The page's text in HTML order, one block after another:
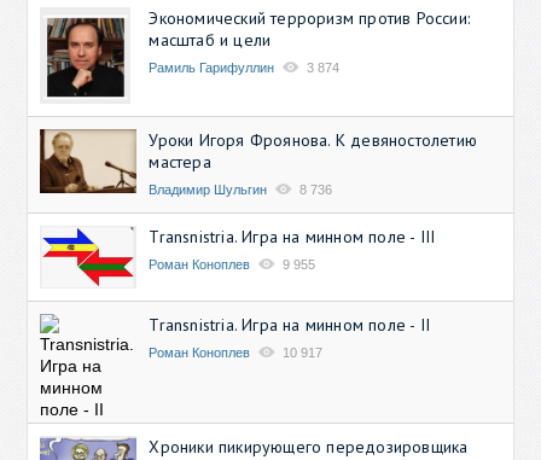
Экономический терроризм против России:
масштаб и цели
Рамиль Гарифуллин 3 874
Уроки Игоря Фроянова. К девяностолетию
мастера
Владимир Шульгин 8 736
Transnistria. Игра на минном поле - III
Роман Коноплев 9 955
Transnistria. Игра на минном поле - II
Роман Коноплев 10 917
Хроники пикирующего передозировщика